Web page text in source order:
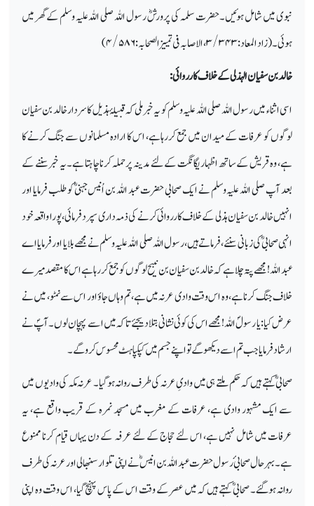
نبوی میں شامل ہوئیں۔ حضرت سلمہ کی پرورشؓ رسول اللہ صلی اللہ علیہ وسلم کے گھر میں
ہوئی۔ (زاد المعاد:۳/۳۴۳، الاصابہ فی تمییز الصحابہ:۴/۵۸۶)
خالد بن سفیان الہذلی کے خلاف کارروائی:
اسی اثناء میں رسول اللہ صلی اللہ علیہ وسلم کو یہ خبرملی کہ قبیلۂ ہذیل کا سردار خالد بن سفیان
لوگوں کو عرفات کے میدان میں جمع کررہا ہے، اس کا ارادہ مسلمانوں سے جنگ کرنے کا
ہے، وہ قریش کے ساتھ اظہار یگانگت کے لئے مدینہ پر حملہ کرنا چاہتا ہے۔ یہ خبر سننے کے
بعد آپ صلی اللہ علیہ وسلم نے ایک صحابی حضرت عبد اللہ بن اُنیس جہنیؓ کو طلب فرمایا اور
انہیں خالد بن سفیان ہذلی کے خلاف کارروائی کرنے کی ذمہ داری سپرد فرمائی، پورا واقعہ خود
انہی صحابیؓ کی زبانی سنئے، فرماتے ہیں، رسول اللہ صلی اللہ علیہ وسلم نے مجھے بلایا اور فرمایا اے
عبد اللہ! مجھے پتہ چلا ہے کہ خالد بن سفیان بن نبیح لوگوں کو جمع کررہا ہے اس کا مقصد میرے
خلاف جنگ کرنا ہے، وہ اس وقت وادی عرنہ میں ہے، تم وہاں جاؤ اور اس سے نمٹو، میں نے
عرض کیا: یا رسولؐ اللہ! مجھے اس کی کوئی نشانی بتلا دیجئے تاکہ میں اسے پہچان لوں۔ آپؐ نے
ارشاد فرمایا جب تم اسے دیکھو گے تو اپنے جسم میں کپکپاہٹ محسوس کروگے۔
صحابیؓ کہتے ہیں کہ حکم ملتے ہی میں وادیِ عرنہ کی طرف روانہ ہوگیا۔ عرنہ مکہ کی وادیوں میں
سے ایک مشہور وادی ہے، عرفات کے مغرب میں مسجد نمرہ کے قریب واقع ہے، یہ
عرفات میں شامل نہیں ہے، اس لئے حجاج کے لئے عرفہ کے دن یہاں قیام کرنا ممنوع
ہے۔بہر حال صحابی ٔ رسول حضرت عبد اللہ بن انیسؓ نے اپنی تلوار سنبھالی اور عرنہ کی طرف
روانہ ہوگئے۔ صحابیؓ کہتے ہیں کہ میں عصر کے وقت اس کے پاس پہنچ گیا، اس وقت وہ اپنی